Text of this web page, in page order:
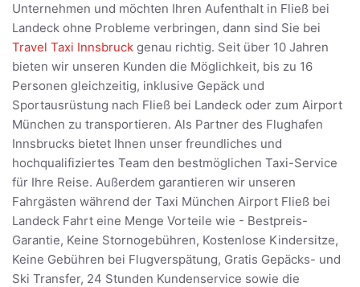
Unternehmen und möchten Ihren Aufenthalt in Fließ bei
Landeck ohne Probleme verbringen, dann sind Sie bei
Travel Taxi Innsbruck genau richtig. Seit über 10 Jahren
bieten wir unseren Kunden die Möglichkeit, bis zu 16
Personen gleichzeitig, inklusive Gepäck und
Sportausrüstung nach Fließ bei Landeck oder zum Airport
München zu transportieren. Als Partner des Flughafen
Innsbrucks bietet Ihnen unser freundliches und
hochqualifiziertes Team den bestmöglichen Taxi-Service
für Ihre Reise. Außerdem garantieren wir unseren
Fahrgästen während der Taxi München Airport Fließ bei
Landeck Fahrt eine Menge Vorteile wie - Bestpreis-
Garantie, Keine Stornogebühren, Kostenlose Kindersitze,
Keine Gebühren bei Flugverspätung, Gratis Gepäcks- und
Ski Transfer, 24 Stunden Kundenservice sowie die